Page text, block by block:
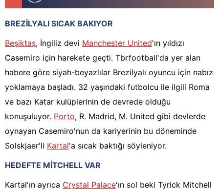
BREZİLYALI SICAK BAKIYOR
Beşiktaş, İngiliz devi Manchester United'ın yıldızı
Casemiro için harekete geçti. Tbrfootball'da yer alan
habere göre siyah-beyazlılar Brezilyalı oyuncu için nabız
yoklamaya başladı. 32 yaşındaki futbolcu ile ilgili Roma
ve bazı Katar kulüplerinin de devrede olduğu
konuşuluyor. Porto, R. Madrid, M. United gibi devlerde
oynayan Casemiro'nun da kariyerinin bu döneminde
Solskjaer'li Kartal'a sıcak baktığı söyleniyor.
HEDEFTE MİTCHELL VAR
Kartal'ın ayrıca Crystal Palace'ın sol beki Tyrick Mitchell